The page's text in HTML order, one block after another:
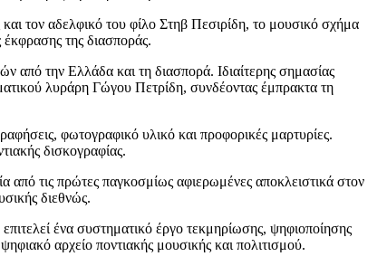
τον αδελφικό του φίλο Στηβ Πεσιρίδη, το μουσικό σχήμα
της διασποράς.
από την Ελλάδα και τη διασπορά. Ιδιαίτερης σημασίας
λυράρη Γώγου Πετρίδη, συνδέοντας έμπρακτα τη
φωτογραφικό υλικό και προφορικές μαρτυρίες.
δισκογραφίας.
από τις πρώτες παγκοσμίως αφιερωμένες αποκλειστικά στον
διεθνώς.
ένα συστηματικό έργο τεκμηρίωσης, ψηφιοποίησης
αρχείο ποντιακής μουσικής και πολιτισμού.